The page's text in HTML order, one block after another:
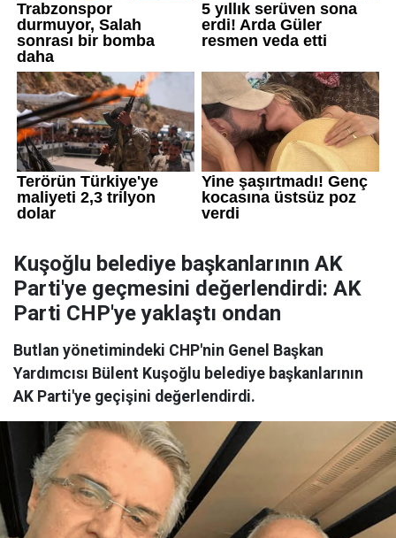
Kuşoğlu belediye başkanlarının AK
Parti'ye geçmesini değerlendirdi: AK
Parti CHP'ye yaklaştı ondan
Butlan yönetimindeki CHP'nin Genel Başkan
Yardımcısı Bülent Kuşoğlu belediye başkanlarının
AK Parti'ye geçişini değerlendirdi.